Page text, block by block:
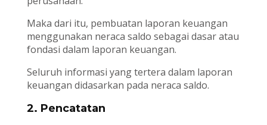
Maka dari itu, pembuatan laporan keuangan
menggunakan neraca saldo sebagai dasar atau
fondasi dalam laporan keuangan.
Seluruh informasi yang tertera dalam laporan
keuangan didasarkan pada neraca saldo.
2. Pencatatan